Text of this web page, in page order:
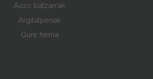
Auzo batzarrak
Argitalpenak
Gure herria